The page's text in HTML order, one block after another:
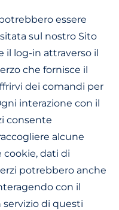
essere
sul nostro Sito
il log-in attraverso il
che fornisce il
dei comandi per
interazione con il
consente
alcune
cookie, dati di
potrebbero anche
con il
di questi